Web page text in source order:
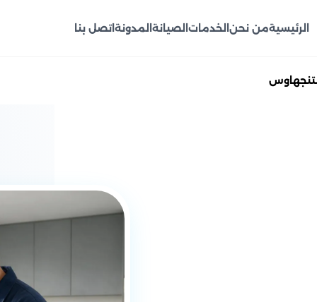
الرئيسيةمن نحن الخدمات الصيانة المدونةاتصل بنا